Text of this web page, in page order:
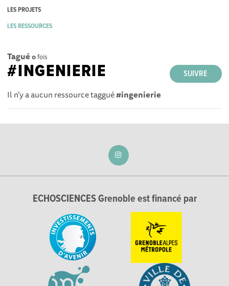
LES PROJETS
LES RESSOURCES
Tagué 0fois
SUIVRE
#INGENIERIE
Il n'y a aucun ressource taggué#ingenierie
ECHOSCIENCES Grenoble est financé par